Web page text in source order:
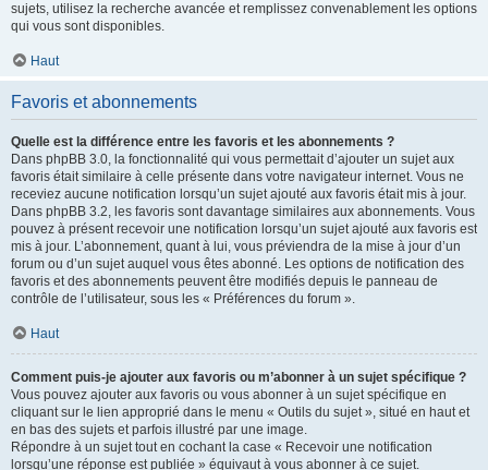
sujets, utilisez la recherche avancée et remplissez convenablement les options
qui vous sont disponibles.
Haut
Favoris et abonnements
Quelle est la différence entre les favoris et les abonnements ?
Dans phpBB 3.0, la fonctionnalité qui vous permettait d’ajouter un sujet aux
favoris était similaire à celle présente dans votre navigateur internet. Vous ne
receviez aucune notification lorsqu’un sujet ajouté aux favoris était mis à jour.
Dans phpBB 3.2, les favoris sont davantage similaires aux abonnements. Vous
pouvez à présent recevoir une notification lorsqu’un sujet ajouté aux favoris est
mis à jour. L’abonnement, quant à lui, vous préviendra de la mise à jour d’un
forum ou d’un sujet auquel vous êtes abonné. Les options de notification des
favoris et des abonnements peuvent être modifiés depuis le panneau de
contrôle de l’utilisateur, sous les « Préférences du forum ».
Haut
Comment puis-je ajouter aux favoris ou m’abonner à un sujet spécifique ?
Vous pouvez ajouter aux favoris ou vous abonner à un sujet spécifique en
cliquant sur le lien approprié dans le menu « Outils du sujet », situé en haut et
en bas des sujets et parfois illustré par une image.
Répondre à un sujet tout en cochant la case « Recevoir une notification
lorsqu’une réponse est publiée » équivaut à vous abonner à ce sujet.